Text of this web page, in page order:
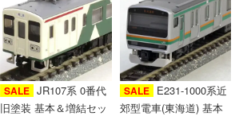
SALE JR107系 0番代
旧塗装 基本＆増結セッ
SALE E231-1000系近
郊型電車(東海道) 基本